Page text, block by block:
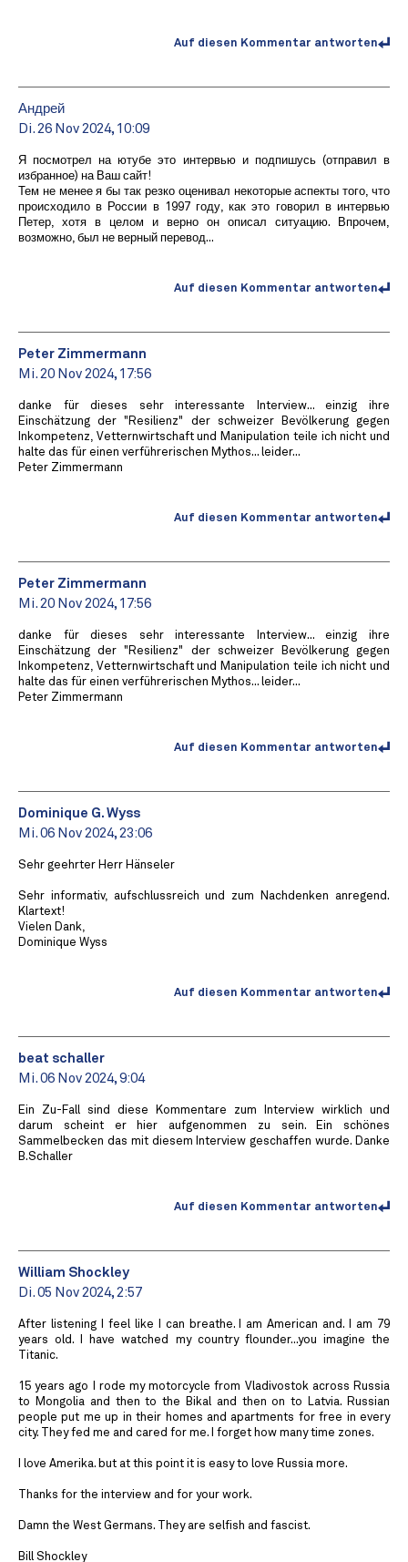
Auf diesen Kommentar antworten
Андрей
Di. 26 Nov 2024, 10:09
Я посмотрел на ютубе это интервью и подпишусь (отправил в
избранное) на Ваш сайт!
Тем не менее я бы так резко оценивал некоторые аспекты того, что
происходило в России в 1997 году, как это говорил в интервью
Петер, хотя в целом и верно он описал ситуацию. Впрочем,
возможно, был не верный перевод...
Auf diesen Kommentar antworten
Peter Zimmermann
Mi. 20 Nov 2024, 17:56
danke für dieses sehr interessante Interview... einzig ihre
Einschätzung der "Resilienz" der schweizer Bevölkerung gegen
Inkompetenz, Vetternwirtschaft und Manipulation teile ich nicht und
halte das für einen verführerischen Mythos... leider...
Peter Zimmermann
Auf diesen Kommentar antworten
Peter Zimmermann
Mi. 20 Nov 2024, 17:56
danke für dieses sehr interessante Interview... einzig ihre
Einschätzung der "Resilienz" der schweizer Bevölkerung gegen
Inkompetenz, Vetternwirtschaft und Manipulation teile ich nicht und
halte das für einen verführerischen Mythos... leider...
Peter Zimmermann
Auf diesen Kommentar antworten
Dominique G. Wyss
Mi. 06 Nov 2024, 23:06
Sehr geehrter Herr Hänseler
Sehr informativ, aufschlussreich und zum Nachdenken anregend.
Klartext!
Vielen Dank,
Dominique Wyss
Auf diesen Kommentar antworten
beat schaller
Mi. 06 Nov 2024, 9:04
Ein Zu-Fall sind diese Kommentare zum Interview wirklich und
darum scheint er hier aufgenommen zu sein. Ein schönes
Sammelbecken das mit diesem Interview geschaffen wurde. Danke
B.Schaller
Auf diesen Kommentar antworten
William Shockley
Di. 05 Nov 2024, 2:57
After listening I feel like I can breathe. I am American and. I am 79
years old. I have watched my country flounder...you imagine the
Titanic.
15 years ago I rode my motorcycle from Vladivostok across Russia
to Mongolia and then to the Bikal and then on to Latvia. Russian
people put me up in their homes and apartments for free in every
city. They fed me and cared for me. I forget how many time zones.
I love Amerika. but at this point it is easy to love Russia more.
Thanks for the interview and for your work.
Damn the West Germans. They are selfish and fascist.
Bill Shockley